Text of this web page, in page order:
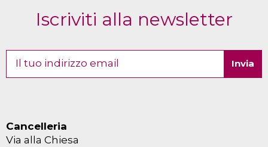
Iscriviti alla newsletter
Cancelleria
Via alla Chiesa